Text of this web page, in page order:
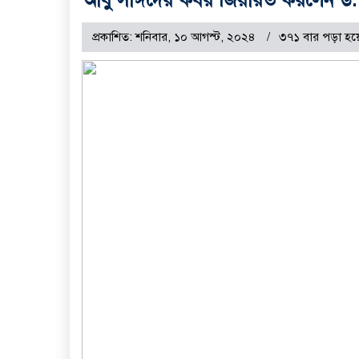
প্রকাশিত: শনিবার, ১০ আগস্ট, ২০২৪ ৩৭১ বার পড়া